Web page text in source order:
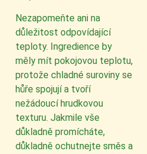
Nezapomeňte ani na
důležitost odpovídající
teploty. Ingredience by
měly mít pokojovou teplotu,
protože chladné suroviny se
hůře spojují a tvoří
nežádoucí hrudkovou
texturu. Jakmile vše
důkladně promícháte,
důkladně ochutnejte směs a